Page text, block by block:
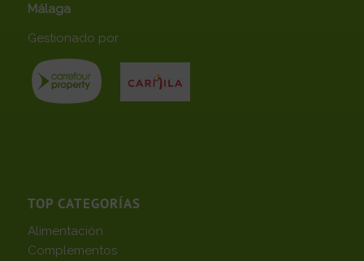
Málaga
Gestionado por
TOP CATEGORÍAS
Alimentación
Complementos